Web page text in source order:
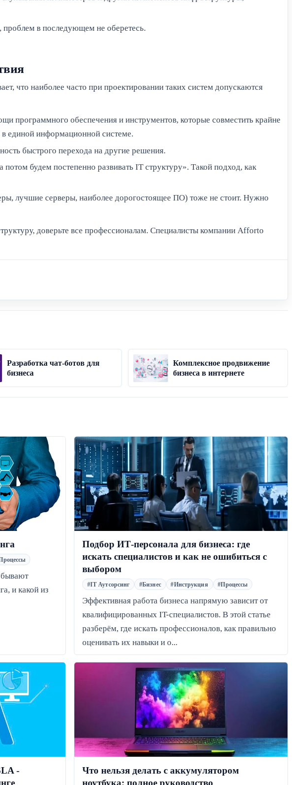
проблем в последующем не оберетесь.
что наиболее часто при проектировании таких систем допускаются
программного обеспечения и инструментов, которые совместить крайне
единой информационной системе.
быстрого перехода на другие решения.
будем постепенно развивать IT структуру». Такой подход, как
лучшие серверы, наиболее дорогостоящее ПО) тоже не стоит. Нужно
доверьте все профессионалам. Специалисты компании Afforto
Разработка чат-ботов для
бизнеса
Комплексное продвижение
бизнеса в интернете
бывают
и какой из
Подбор ИТ-персонала для бизнеса: где
искать специалистов и как не ошибиться с
выбором
#IT Аутсорсинг #Бизнес #Инструкция #Процессы
Эффективная работа бизнеса напрямую зависит от
квалифицированных IT-специалистов. В этой статье
разберём, где искать профессионалов, как правильно
оценивать их навыки и о...
-
Что нельзя делать с аккумулятором
ноутбука: полное руководство